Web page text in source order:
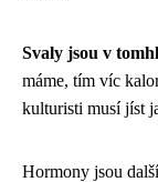
Svaly jsou v
máme, tím víc
kulturisti musí jíst
Hormony jsou